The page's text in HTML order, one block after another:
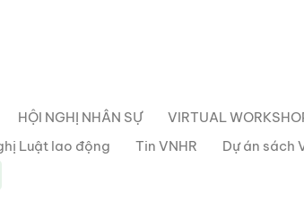
HỘI NGHỊ NHÂN SỰ VIRTUAL
Luật lao động Tin VNHR Dự án sách